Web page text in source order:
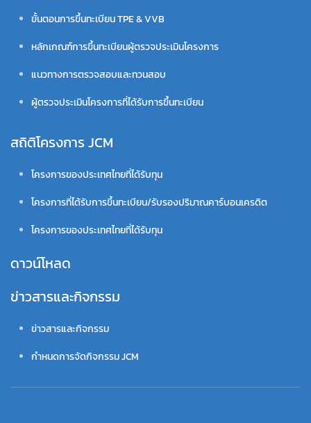
ขั้นตอนการขึ้นทะเบียน TPE & VVB
หลักเกณฑ์การขึ้นทะเบียนผู้ตรวจประเมินโครงการ
แนวทางการตรวจสอบและทวนสอบ
ผู้ตรวจประเมินโครงการที่ได้รับการขึ้นทะเบียน
สถิติโครงการ JCM
โครงการของประเทศไทยที่ได้รับทุน
โครงการที่ได้รับการขึ้นทะเบียน/รับรองปริมาณคาร์บอนเครดิต
โครงการของประเทศไทยที่ได้รับทุน
ดาวน์โหลด
ข่าวสารและกิจกรรม
ข่าวสารและกิจกรรม
กำหนดการจัดกิจกรรม JCM